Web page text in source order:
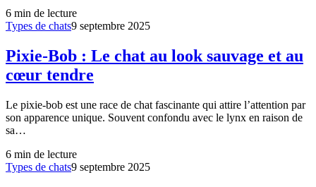
6 min de lecture
Types de chats9 septembre 2025
Pixie-Bob : Le chat au look sauvage et au
cœur tendre
Le pixie-bob est une race de chat fascinante qui attire l’attention par
son apparence unique. Souvent confondu avec le lynx en raison de
sa…
6 min de lecture
Types de chats9 septembre 2025